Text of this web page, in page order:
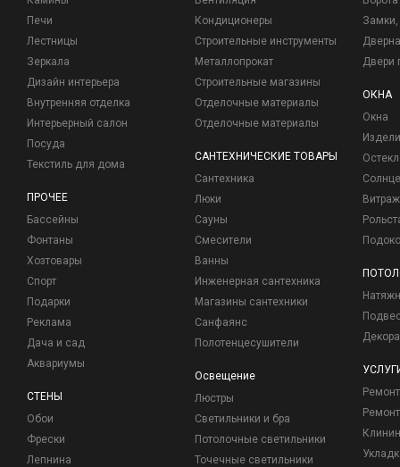
Печи
Лестницы
Зеркала
Дизайн интерьера
Внутренняя отделка
Интерьерный салон
Посуда
Текстиль для дома
ПРОЧЕЕ
Бассейны
Фонтаны
Хозтовары
Спорт
Подарки
Реклама
Дача и сад
Аквариумы
СТЕНЫ
Обои
Фрески
Лепнина
Кондиционеры
Строительные инструменты
Металлопрокат
Строительные магазины
Отделочные материалы
Отделочные материалы
САНТЕХНИЧЕСКИЕ ТОВАРЫ
Сантехника
Люки
Сауны
Смесители
Ванны
Инженерная сантехника
Магазины сантехники
Санфаянс
Полотенцесушители
Освещение
Люстры
Светильники и бра
Потолочные светильники
Точечные светильники
Замки,
Двери
ОКНА
Окна